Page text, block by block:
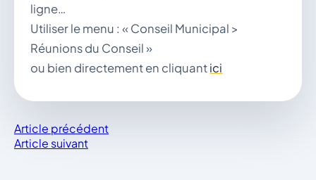
ligne…
Utiliser le menu : « Conseil Municipal >
Réunions du Conseil »
ou bien directement en cliquantici
Article précédent
Article suivant